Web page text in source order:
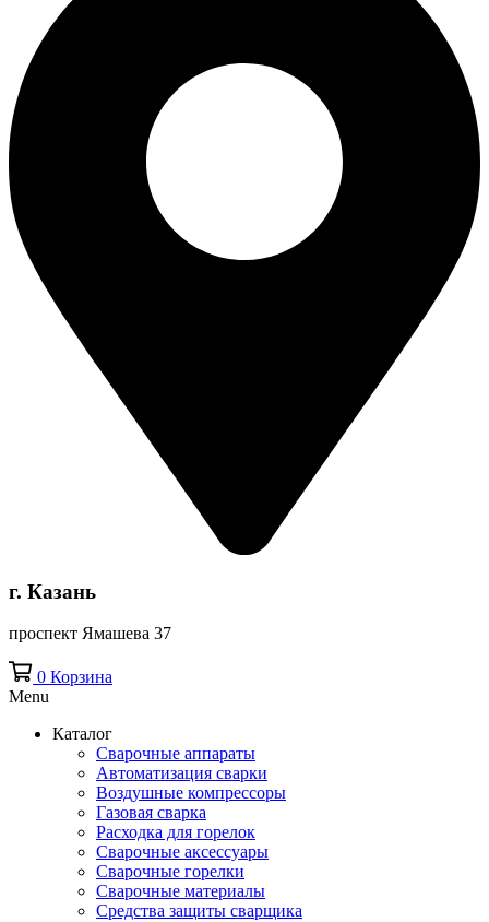
г. Казань
проспект Ямашева 37
0 Корзина
Menu
Каталог
Сварочные аппараты
Автоматизация сварки
Воздушные компрессоры
Газовая сварка
Расходка для горелок
Сварочные аксессуары
Сварочные горелки
Сварочные материалы
Средства защиты сварщика